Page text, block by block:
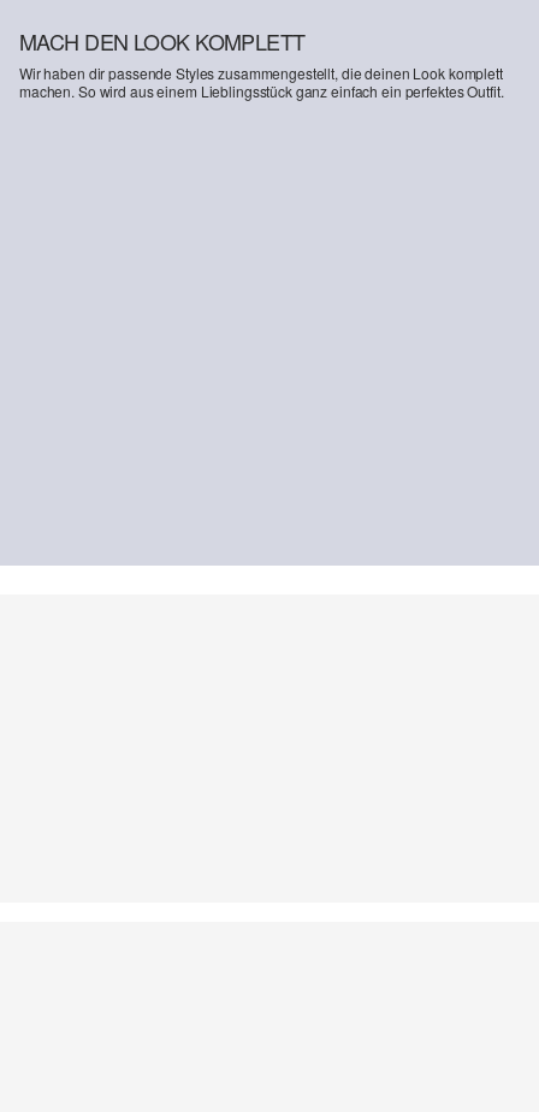
MACH DEN LOOK KOMPLETT
Wir haben dir passende Styles zusammengestellt, die deinen Look komplett
machen. So wird aus einem Lieblingsstück ganz einfach ein perfektes Outfit.